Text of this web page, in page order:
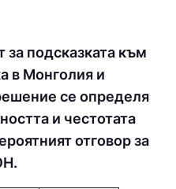
подсказката към
в Монголия и
се определя
и честотата
отговор за